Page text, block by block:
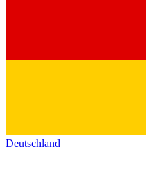
Deutschland